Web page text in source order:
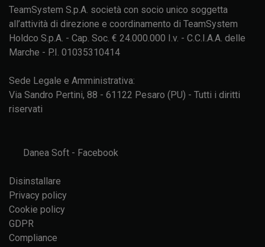
TeamSystem S.p.A. società con socio unico soggetta
all’attività di direzione e coordinamento di TeamSystem
Holdco S.p.A. - Cap. Soc. € 24.000.000 I.v. - C.C.I.A.A. delle
Marche - P.I. 01035310414
Sede Legale e Amministrativa:
Via Sandro Pertini, 88 - 61122 Pesaro (PU) - Tutti i diritti
riservati
Danea Soft - Facebook
Disinstallare
Privacy policy
Cookie policy
GDPR
Compliance